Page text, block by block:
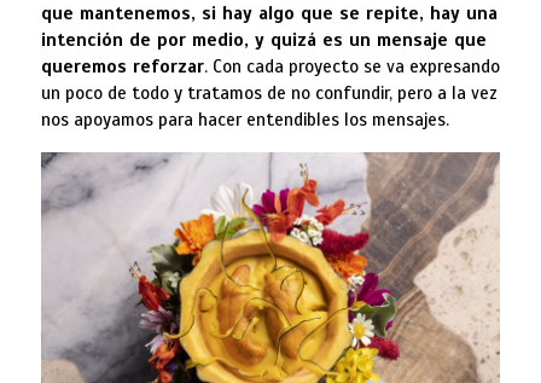
que mantenemos, si hay algo que se repite, hay una
intención de por medio, y quizá es un mensaje que
queremos reforzar. Con cada proyecto se va expresando
un poco de todo y tratamos de no confundir, pero a la vez
nos apoyamos para hacer entendibles los mensajes.